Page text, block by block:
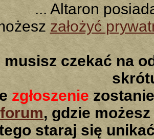
... Altaron
założyć
musisz czekać na
zgłoszenie
forum, gdzie
staraj się